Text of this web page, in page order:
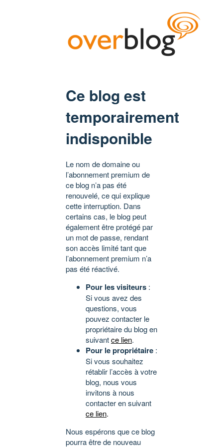
Ce blog est
temporairement
indisponible
Le nom de domaine ou
l’abonnement premium de
ce blog n’a pas été
renouvelé, ce qui explique
cette interruption. Dans
certains cas, le blog peut
également être protégé par
un mot de passe, rendant
son accès limité tant que
l’abonnement premium n’a
pas été réactivé.
Pour les visiteurs :
Si vous avez des
questions, vous
pouvez contacter le
propriétaire du blog en
suivantce lien.
Pour le propriétaire :
Si vous souhaitez
rétablir l’accès à votre
blog, nous vous
invitons à nous
contacter en suivant
ce lien.
Nous espérons que ce blog
pourra être de nouveau